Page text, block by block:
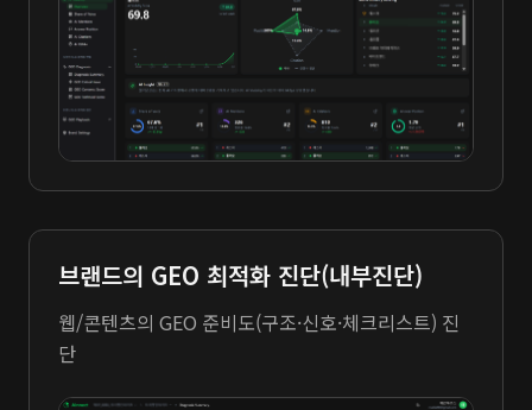
브랜드의 GEO 최적화 진단(내부진단)
웹/콘텐츠의 GEO 준비도(구조·신호·체크리스트) 진
단